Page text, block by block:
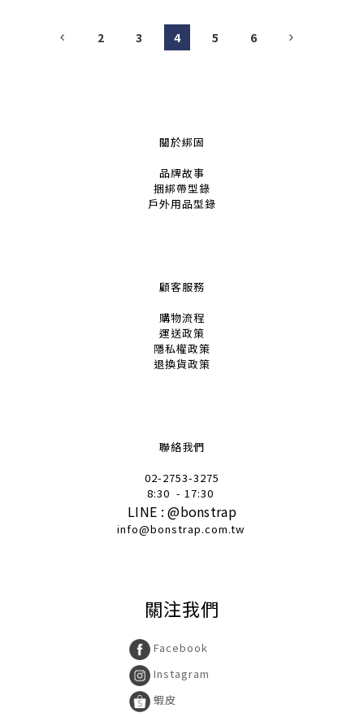
2 3 4 5 6
關於綁固
品牌故事
捆綁帶型錄
戶外用品型錄
顧客服務
購物流程
運送政策
隱私權政策
退換貨政策
聯絡我們
02-2753-3275
8:30 - 17:30
LINE :@bonstrap
info@bonstrap.com.tw
關注我們
Facebook
Instagram
蝦皮